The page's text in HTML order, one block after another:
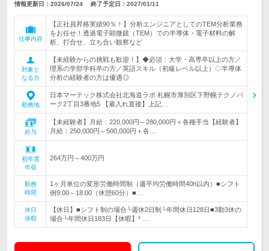
情報更新日：2026/07/24 終了予定日： 2027/01/11
仕事内容
【正社員昇格実績90％！】分析エンジニアとしてのTEM分析業務
をお任せ！透過電子顕微鏡（TEM）での半導体・電子材料の解
析、打合せ、立ち合い観察など
対象と
なる方
【未経験からの挑戦も歓迎！】◆必須：大学・高専卒以上の方／
理系の学部学科卒の方／英語スキル（初級レベル以上）◇半導体
分析の経験者の方は優遇◎
勤務地
日本マーテック株式会社北海道ラボ 札幌市厚別区下野幌テクノパ
ーク2丁目3番地5 【雇入れ直後】上記…
給与
【未経験者】月給：220,000円～280,000円＋各種手当【経験者】
月給：250,000円～500,000円＋各…
初年度
年収
264万円～400万円
勤務
時間
1ヶ月単位の変形労働時間制（週平均労働時間40h以内）■シフト
例9:00～18:00（休憩60分）■…
休日
休暇
【休日】■シフト制の場合└週休2日制└年間休日128日■3勤3休の
場合└年間休日183日【休暇】* …